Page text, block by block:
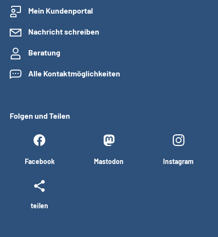
Mein Kundenportal
Nachricht schreiben
Beratung
Alle Kontaktmöglichkeiten
Folgen und Teilen
Facebook Mastodon Instagram
teilen